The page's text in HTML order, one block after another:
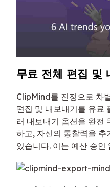
무료 전체 편집 및
ClipMind를 진정으로 차
편집 및 내보내기를 유료
러 내보내기 옵션을 완전
하고, 자신의 통찰력을
있습니다. 이는 예산 승